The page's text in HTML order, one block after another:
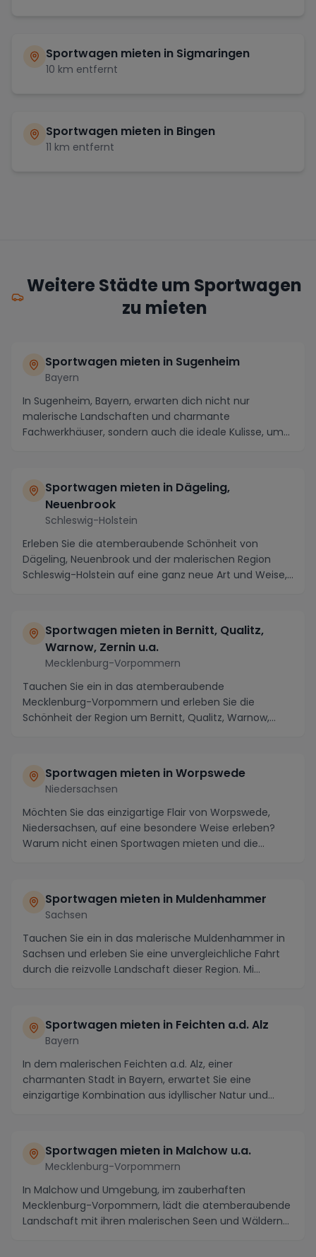
Sportwagen mieten in Sigmaringen
10 km entfernt
Sportwagen mieten in Bingen
11 km entfernt
Weitere Städte um Sportwagen
zu mieten
Sportwagen mieten in Sugenheim
Bayern
In Sugenheim, Bayern, erwarten dich nicht nur
malerische Landschaften und charmante
Fachwerkhäuser, sondern auch die ideale Kulisse, um
Sportwagen mieten in Dägeling,
Neuenbrook
Schleswig-Holstein
Erleben Sie die atemberaubende Schönheit von
Dägeling, Neuenbrook und der malerischen Region
Schleswig-Holstein auf eine ganz neue Art und Weise,
Sportwagen mieten in Bernitt, Qualitz,
Warnow, Zernin u.a.
Mecklenburg-Vorpommern
Tauchen Sie ein in das atemberaubende
Mecklenburg-Vorpommern und erleben Sie die
Schönheit der Region um Bernitt, Qualitz, Warnow,
Sportwagen mieten in Worpswede
Niedersachsen
Möchten Sie das einzigartige Flair von Worpswede,
Niedersachsen, auf eine besondere Weise erleben?
Warum nicht einen Sportwagen mieten und die
Sportwagen mieten in Muldenhammer
Sachsen
Tauchen Sie ein in das malerische Muldenhammer in
Sachsen und erleben Sie eine unvergleichliche Fahrt
durch die reizvolle Landschaft dieser Region. Mi...
Sportwagen mieten in Feichten a.d. Alz
Bayern
In dem malerischen Feichten a.d. Alz, einer
charmanten Stadt in Bayern, erwartet Sie eine
einzigartige Kombination aus idyllischer Natur und
Sportwagen mieten in Malchow u.a.
Mecklenburg-Vorpommern
In Malchow und Umgebung, im zauberhaften
Mecklenburg-Vorpommern, lädt die atemberaubende
Landschaft mit ihren malerischen Seen und Wäldern